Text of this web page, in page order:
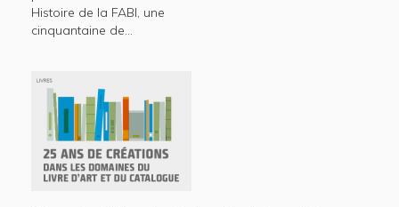
Histoire de la FABI, une
cinquantaine de...